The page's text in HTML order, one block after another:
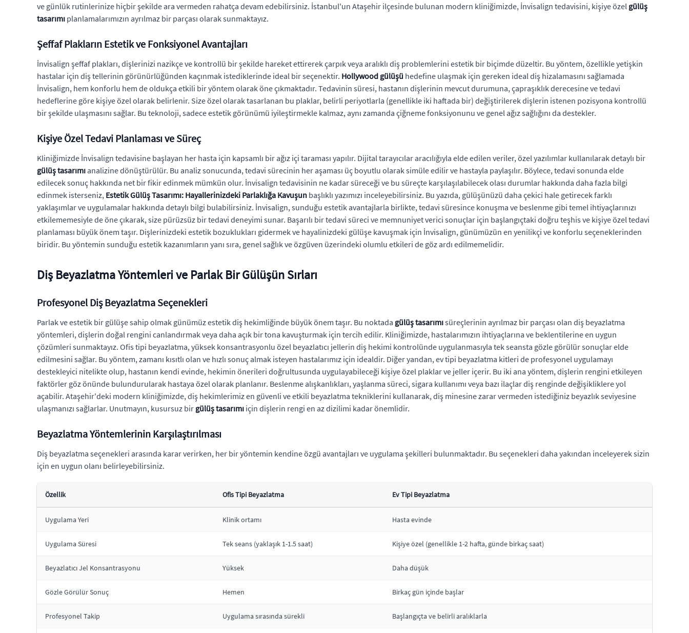
ve günlük rutinlerinize hiçbir şekilde ara vermeden rahatça devam edebilirsiniz. İstanbul'un Ataşehir ilçesinde bulunan modern kliniğimizde, İnvisalign tedavisini, kişiye özel gülüş
tasarımı planlamalarımızın ayrılmaz bir parçası olarak sunmaktayız.
Şeffaf Plakların Estetik ve Fonksiyonel Avantajları
İnvisalign şeffaf plakları, dişlerinizi nazikçe ve kontrollü bir şekilde hareket ettirerek çarpık veya aralıklı diş problemlerini estetik bir biçimde düzeltir. Bu yöntem, özellikle yetişkin
hastalar için diş tellerinin görünürlüğünden kaçınmak istediklerinde ideal bir seçenektir. Hollywood gülüşü hedefine ulaşmak için gereken ideal diş hizalamasını sağlamada
İnvisalign, hem konforlu hem de oldukça etkili bir yöntem olarak öne çıkmaktadır. Tedavinin süresi, hastanın dişlerinin mevcut durumuna, çapraşıklık derecesine ve tedavi
hedeflerine göre kişiye özel olarak belirlenir. Size özel olarak tasarlanan bu plaklar, belirli periyotlarla (genellikle iki haftada bir) değiştirilerek dişlerin istenen pozisyona kontrollü
bir şekilde ulaşmasını sağlar. Bu teknoloji, sadece estetik görünümü iyileştirmekle kalmaz, aynı zamanda çiğneme fonksiyonunu ve genel ağız sağlığını da destekler.
Kişiye Özel Tedavi Planlaması ve Süreç
Kliniğimizde İnvisalign tedavisine başlayan her hasta için kapsamlı bir ağız içi taraması yapılır. Dijital tarayıcılar aracılığıyla elde edilen veriler, özel yazılımlar kullanılarak detaylı bir
gülüş tasarımı analizine dönüştürülür. Bu analiz sonucunda, tedavi sürecinin her aşaması üç boyutlu olarak simüle edilir ve hastayla paylaşılır. Böylece, tedavi sonunda elde
edilecek sonuç hakkında net bir fikir edinmek mümkün olur. İnvisalign tedavisinin ne kadar süreceği ve bu süreçte karşılaşılabilecek olası durumlar hakkında daha fazla bilgi
edinmek isterseniz, Estetik Gülüş Tasarımı: Hayallerinizdeki Parlaklığa Kavuşun başlıklı yazımızı inceleyebilirsiniz. Bu yazıda, gülüşünüzü daha çekici hale getirecek farklı
yaklaşımlar ve uygulamalar hakkında detaylı bilgi bulabilirsiniz. İnvisalign, sunduğu estetik avantajlarla birlikte, tedavi süresince konuşma ve beslenme gibi temel ihtiyaçlarınızı
etkilememesiyle de öne çıkarak, size pürüzsüz bir tedavi deneyimi sunar. Başarılı bir tedavi süreci ve memnuniyet verici sonuçlar için başlangıçtaki doğru teşhis ve kişiye özel tedavi
planlaması büyük önem taşır. Dişlerinizdeki estetik bozuklukları gidermek ve hayalinizdeki gülüşe kavuşmak için İnvisalign, günümüzün en yenilikçi ve konforlu seçeneklerinden
biridir. Bu yöntemin sunduğu estetik kazanımların yanı sıra, genel sağlık ve özgüven üzerindeki olumlu etkileri de göz ardı edilmemelidir.
Diş Beyazlatma Yöntemleri ve Parlak Bir Gülüşün Sırları
Profesyonel Diş Beyazlatma Seçenekleri
Parlak ve estetik bir gülüşe sahip olmak günümüz estetik diş hekimliğinde büyük önem taşır. Bu noktada gülüş tasarımısüreçlerinin ayrılmaz bir parçası olan diş beyazlatma
yöntemleri, dişlerin doğal rengini canlandırmak veya daha açık bir tona kavuşturmak için tercih edilir. Kliniğimizde, hastalarımızın ihtiyaçlarına ve beklentilerine en uygun
çözümleri sunmaktayız. Ofis tipi beyazlatma, yüksek konsantrasyonlu özel beyazlatıcı jellerin diş hekimi kontrolünde uygulanmasıyla tek seansta gözle görülür sonuçlar elde
edilmesini sağlar. Bu yöntem, zamanı kısıtlı olan ve hızlı sonuç almak isteyen hastalarımız için idealdir. Diğer yandan, ev tipi beyazlatma kitleri de profesyonel uygulamayı
destekleyici nitelikte olup, hastanın kendi evinde, hekimin önerileri doğrultusunda uygulayabileceği kişiye özel plaklar ve jeller içerir. Bu iki ana yöntem, dişlerin rengini etkileyen
faktörler göz önünde bulundurularak hastaya özel olarak planlanır. Beslenme alışkanlıkları, yaşlanma süreci, sigara kullanımı veya bazı ilaçlar diş renginde değişikliklere yol
açabilir. Ataşehir'deki modern kliniğimizde, diş hekimlerimiz en güvenli ve etkili beyazlatma tekniklerini kullanarak, diş minesine zarar vermeden istediğiniz beyazlık seviyesine
ulaşmanızı sağlarlar. Unutmayın, kusursuz bir gülüş tasarımı için dişlerin rengi en az dizilimi kadar önemlidir.
Beyazlatma Yöntemlerinin Karşılaştırılması
Diş beyazlatma seçenekleri arasında karar verirken, her bir yöntemin kendine özgü avantajları ve uygulama şekilleri bulunmaktadır. Bu seçenekleri daha yakından inceleyerek sizin
için en uygun olanı belirleyebilirsiniz.
Özellik Ofis Tipi Beyazlatma Ev Tipi Beyazlatma
Uygulama Yeri Klinik ortamı Hasta evinde
Uygulama Süresi Tek seans (yaklaşık 1-1.5 saat) Kişiye özel (genellikle 1-2 hafta, günde birkaç saat)
Beyazlatıcı Jel Konsantrasyonu Yüksek Daha düşük
Gözle Görülür Sonuç Hemen Birkaç gün içinde başlar
Profesyonel Takip Uygulama sırasında sürekli Başlangıçta ve belirli aralıklarla